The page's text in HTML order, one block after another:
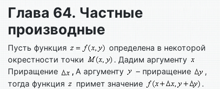
Глава 64. Частные
производные
Пусть функция
определена в некоторой
окрестности точки
. Дадим аргументу
Приращение
, А аргументу – приращение
,
тогда функция
примет значение
.